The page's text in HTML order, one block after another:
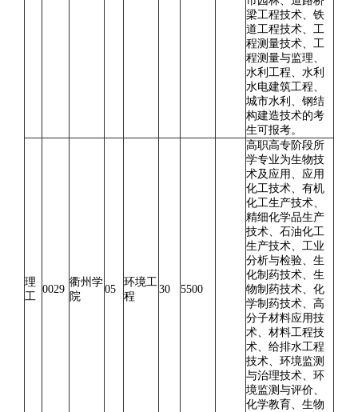
梁工程技术、铁
道工程技术、工
程测量技术、工
程测量与监理、
水利工程、水利
水电建筑工程、
城市水利、钢结
构建造技术的考
生可报考。
理
工
0029
衢州学
院
05
环境工
程
30 5500
高职高专阶段所
学专业为生物技
术及应用、应用
化工技术、有机
化工生产技术、
精细化学品生产
技术、石油化工
生产技术、工业
分析与检验、生
化制药技术、生
物制药技术、化
学制药技术、高
分子材料应用技
术、材料工程技
术、给排水工程
技术、环境监测
与治理技术、环
境监测与评价、
化学教育、生物